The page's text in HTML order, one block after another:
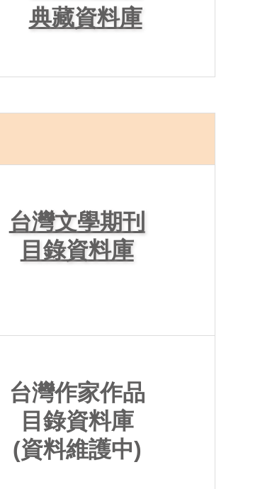
典藏資料庫
台灣文學期刊
目錄資料庫
台灣作家作品
目錄資料庫
(資料維護中)